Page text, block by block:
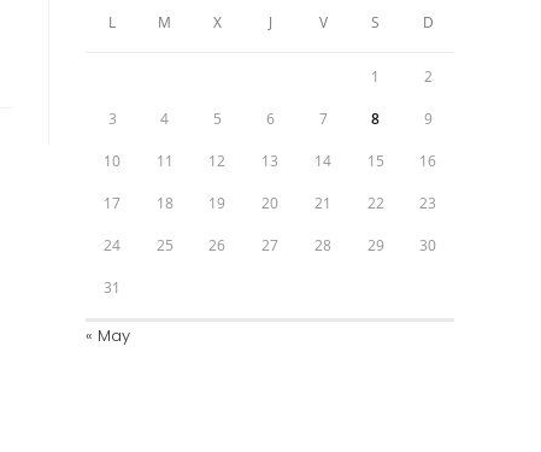
L M X J V S D
1 2
3 4 5 6 7 8 9
10 11 12 13 14 15 16
17 18 19 20 21 22 23
24 25 26 27 28 29 30
31
« May